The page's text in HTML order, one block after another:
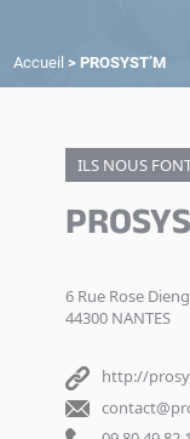
Accueil > PROSYST’M
ILS NOUS
6 Rue Rose
44300 NANTES
http://